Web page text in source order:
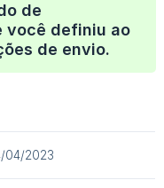
de
você definiu ao
de envio.
04/2023